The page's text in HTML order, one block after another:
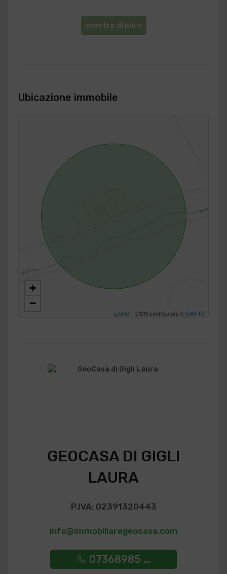
mostra di più
Ubicazione immobile
+
−
Leaflet | OSM contributors ©CARTO
GEOCASA DI GIGLI
LAURA
P.IVA: 02391320443
info@immobiliaregeocasa.com
07368985 ...